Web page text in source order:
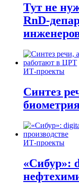
Тут не
RnD-
ИТ-проекты
Синтез
ИТ-проекты
«Сибур»: